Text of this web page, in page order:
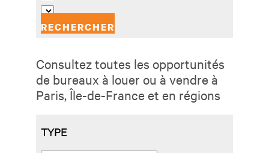
Consultez toutes les opportunités
de bureaux à louer ou à vendre à
Paris, Île-de-France et en régions